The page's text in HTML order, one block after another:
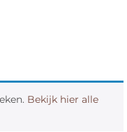
Bekijk hier alle